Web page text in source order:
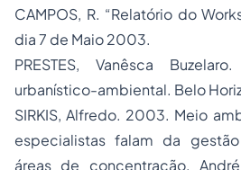
CAMPOS, R. “Relatório do
dia 7 de Maio 2003.
PRESTES, Vanêsca
urbanístico-ambiental. Belo
SIRKIS, Alfredo. 2003. Meio
especialistas falam da
áreas de concentração.